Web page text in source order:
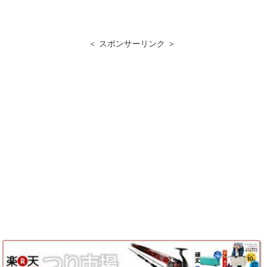
＜ スポンサーリンク ＞